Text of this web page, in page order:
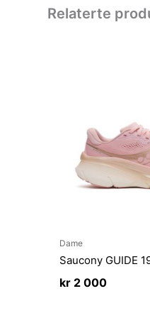
Relaterte
Dame
Saucony GUIDE
kr 2 000